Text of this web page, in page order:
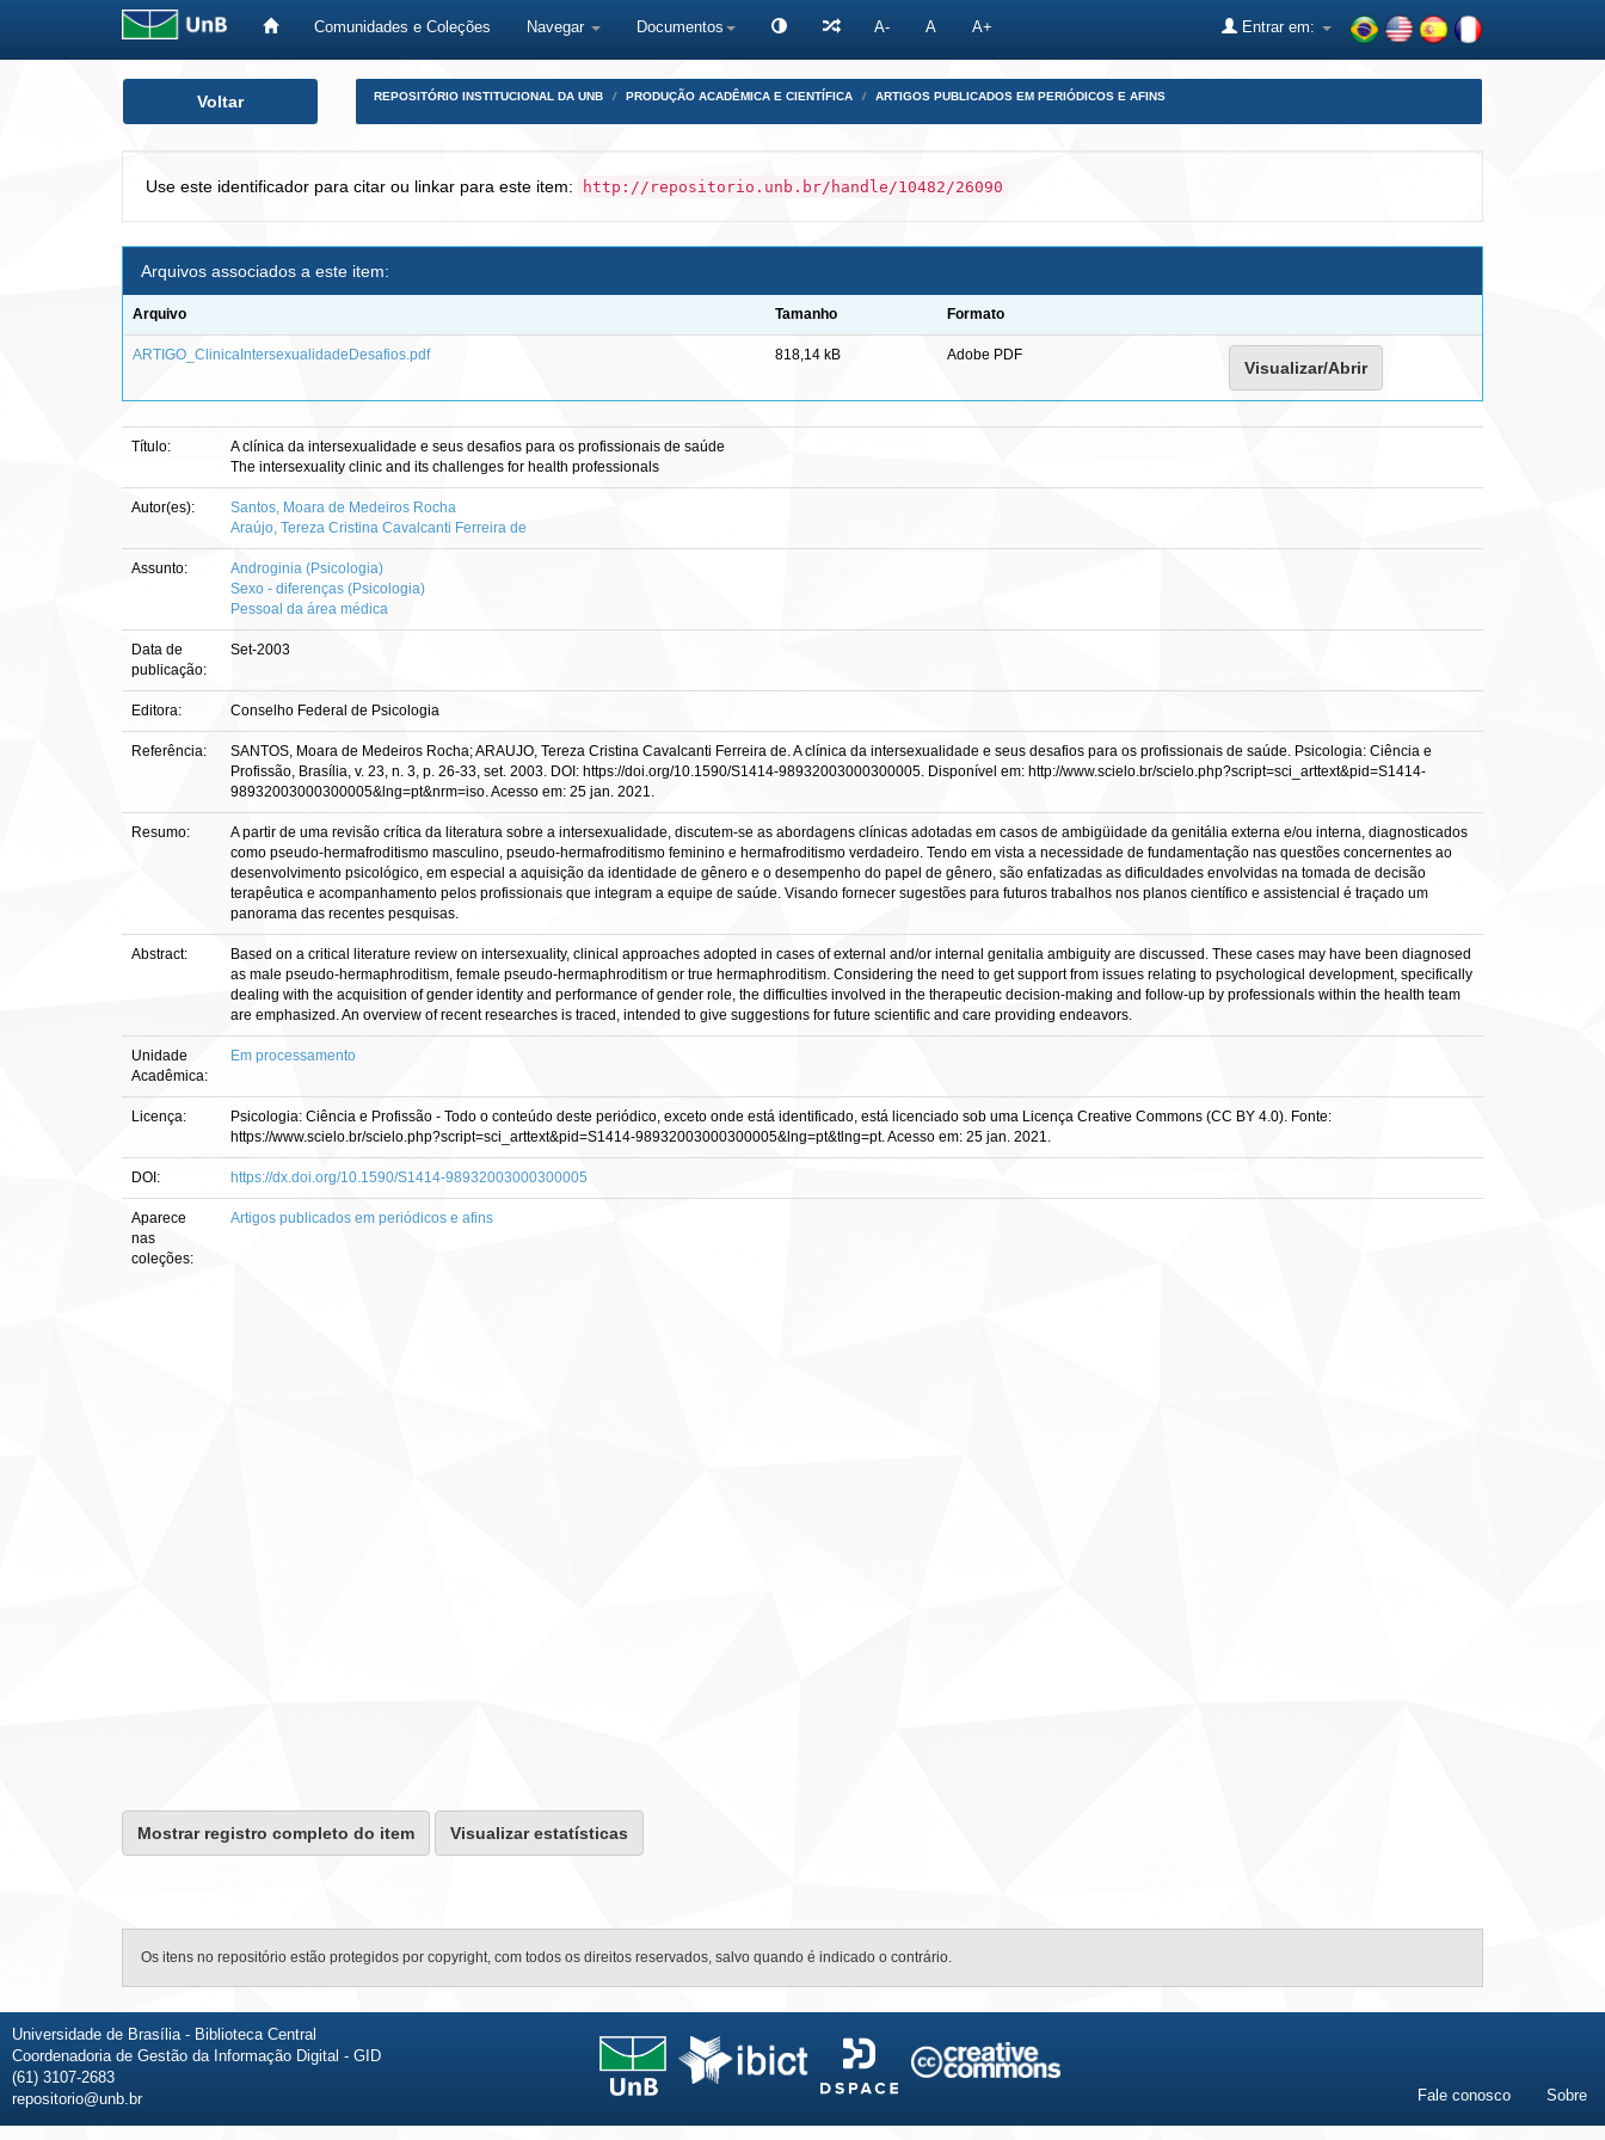
Comunidades e Coleções Navegar Documentos A- A A+ Entrar em:
Voltar REPOSITÓRIO INSTITUCIONAL DA UNB PRODUÇÃO ACADÊMICA E CIENTÍFICA ARTIGOS PUBLICADOS EM PERIÓDICOS E AFINS
Use este identificador para citar ou linkar para este item: http://repositorio.unb.br/handle/10482/26090
Arquivos associados a este item:
Arquivo Tamanho Formato
ARTIGO_ClinicaIntersexualidadeDesafios.pdf 818,14 kB Adobe PDF
Visualizar/Abrir
Título:
A clínica da intersexualidade e seus desafios para os profissionais de saúde
The intersexuality clinic and its challenges for health professionals
Autor(es):
Santos, Moara de Medeiros Rocha
Araújo, Tereza Cristina Cavalcanti Ferreira de
Assunto:
Androginia (Psicologia)
Sexo - diferenças (Psicologia)
Pessoal da área médica
Data de
publicação:
Set-2003
Editora: Conselho Federal de Psicologia
Referência:
SANTOS, Moara de Medeiros Rocha; ARAUJO, Tereza Cristina Cavalcanti Ferreira de. A clínica da intersexualidade e seus desafios para os profissionais de saúde. Psicologia: Ciência e
Profissão, Brasília, v. 23, n. 3, p. 26-33, set. 2003. DOI: https://doi.org/10.1590/S1414-98932003000300005. Disponível em: http://www.scielo.br/scielo.php?script=sci_arttext&pid=S1414-
98932003000300005&lng=pt&nrm=iso. Acesso em: 25 jan. 2021.
Resumo:
A partir de uma revisão crítica da literatura sobre a intersexualidade, discutem-se as abordagens clínicas adotadas em casos de ambigüidade da genitália externa e/ou interna, diagnosticados
como pseudo-hermafroditismo masculino, pseudo-hermafroditismo feminino e hermafroditismo verdadeiro. Tendo em vista a necessidade de fundamentação nas questões concernentes ao
desenvolvimento psicológico, em especial a aquisição da identidade de gênero e o desempenho do papel de gênero, são enfatizadas as dificuldades envolvidas na tomada de decisão
terapêutica e acompanhamento pelos profissionais que integram a equipe de saúde. Visando fornecer sugestões para futuros trabalhos nos planos científico e assistencial é traçado um
panorama das recentes pesquisas.
Abstract:
Based on a critical literature review on intersexuality, clinical approaches adopted in cases of external and/or internal genitalia ambiguity are discussed. These cases may have been diagnosed
as male pseudo-hermaphroditism, female pseudo-hermaphroditism or true hermaphroditism. Considering the need to get support from issues relating to psychological development, specifically
dealing with the acquisition of gender identity and performance of gender role, the difficulties involved in the therapeutic decision-making and follow-up by professionals within the health team
are emphasized. An overview of recent researches is traced, intended to give suggestions for future scientific and care providing endeavors.
Unidade
Acadêmica:
Em processamento
Licença:
Psicologia: Ciência e Profissão - Todo o conteúdo deste periódico, exceto onde está identificado, está licenciado sob uma Licença Creative Commons (CC BY 4.0). Fonte:
https://www.scielo.br/scielo.php?script=sci_arttext&pid=S1414-98932003000300005&lng=pt&tlng=pt. Acesso em: 25 jan. 2021.
DOI: https://dx.doi.org/10.1590/S1414-98932003000300005
Aparece
nas
coleções:
Artigos publicados em periódicos e afins
Mostrar registro completo do item Visualizar estatísticas
Os itens no repositório estão protegidos por copyright, com todos os direitos reservados, salvo quando é indicado o contrário.
Universidade de Brasília - Biblioteca Central
Coordenadoria de Gestão da Informação Digital - GID
(61) 3107-2683
repositorio@unb.br
Fale conosco Sobre